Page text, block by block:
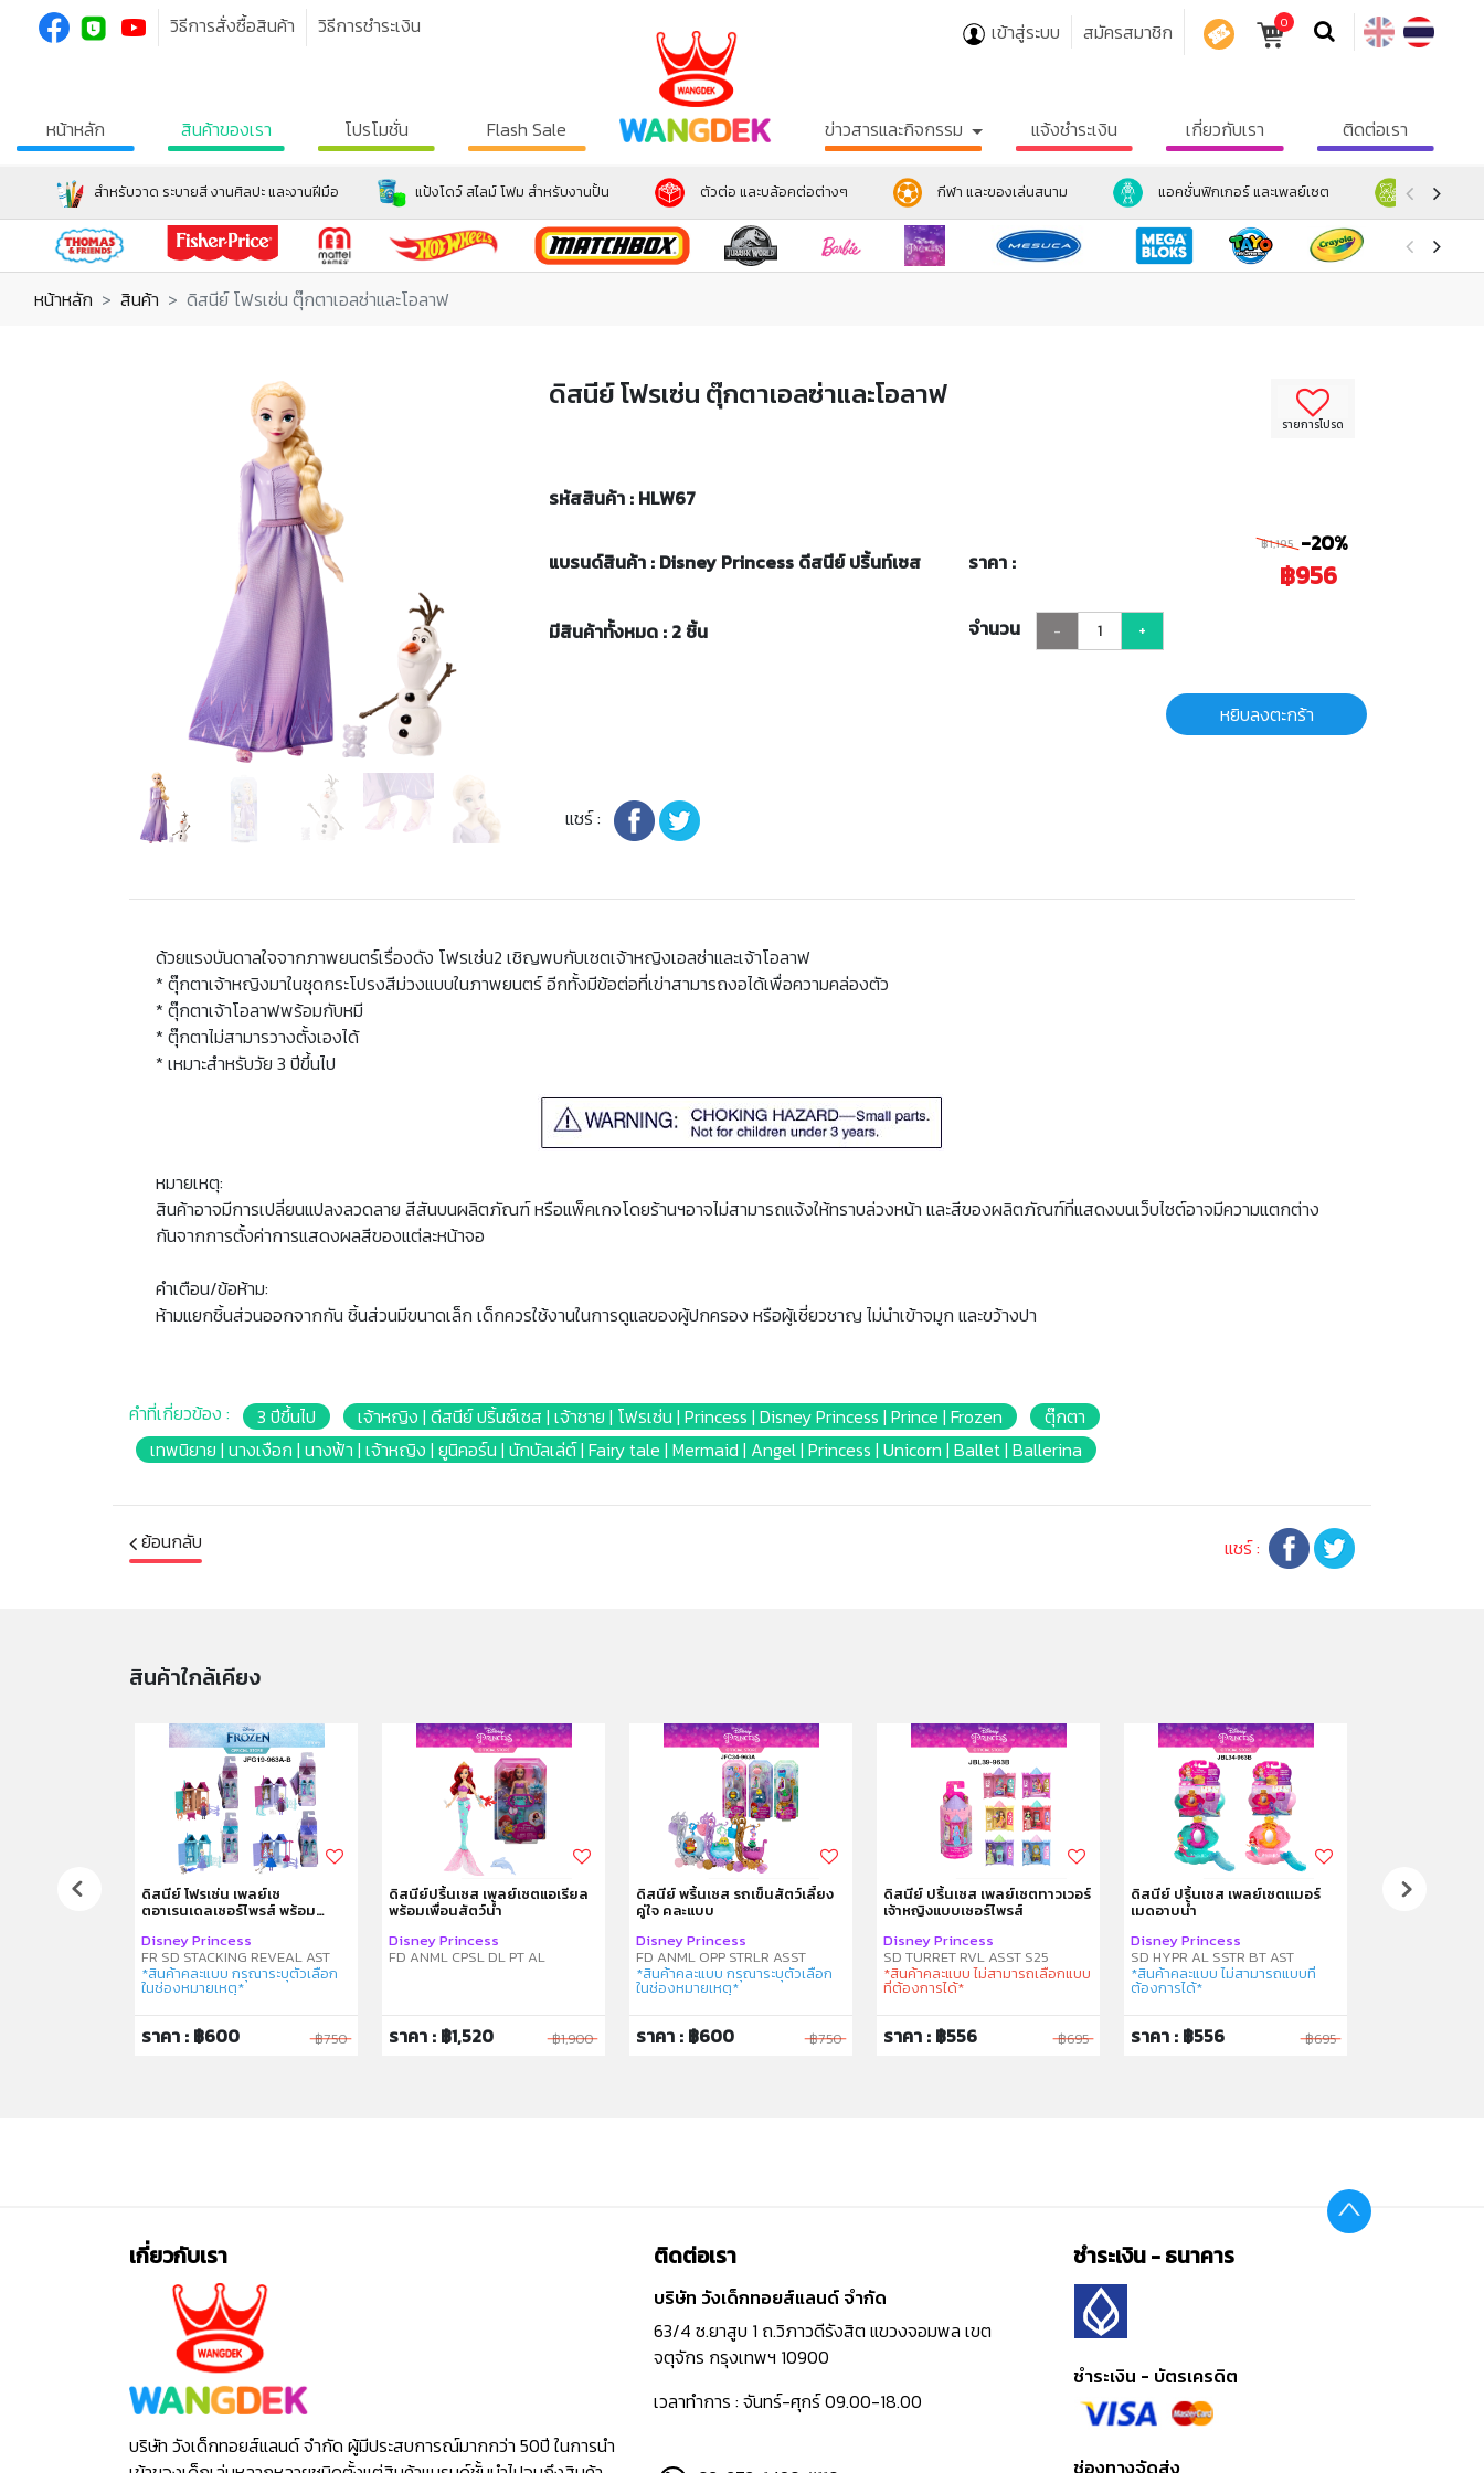
วิธีการสั่งซื้อสินค้า วิธีการชำระเงิน เข้าสู่ระบบ สมัครสมาชิก 0
หน้าหลัก สินค้าของเรา โปรโมชั่น Flash Sale ข่าวสารและกิจกรรม แจ้งชำระเงิน เกี่ยวกับเรา ติดต่อเรา
สำหรับวาด ระบายสี งานศิลปะ และงานฝีมือ แป้งโดว์ สไลม์ โฟม สำหรับงานปั้น ตัวต่อ และบล้อคต่อต่างๆ กีฬา และของเล่นสนาม แอคชั่นฟิกเกอร์ และเพลย์เซต ตุ๊กตา แล
หน้าหลัก สินค้า ดิสนีย์ โฟรเซ่น ตุ๊กตาเอลซ่าและโอลาฟ
รายการโปรด
ดิสนีย์ โฟรเซ่น ตุ๊กตาเอลซ่าและโอลาฟ
รหัสสินค้า : HLW67
แบรนด์สินค้า : Disney Princess ดีสนีย์ ปริ้นท์เซส ราคา :
฿1,195 -20%
฿956
มีสินค้าทั้งหมด : 2 ชิ้น จำนวน - +
หยิบลงตะกร้า
แชร์ :
ด้วยแรงบันดาลใจจากภาพยนตร์เรื่องดัง โฟรเซ่น2 เชิญพบกับเซตเจ้าหญิงเอลซ่าและเจ้าโอลาฟ
* ตุ๊กตาเจ้าหญิงมาในชุดกระโปรงสีม่วงแบบในภาพยนตร์ อีกทั้งมีข้อต่อที่เข่าสามารถงอได้เพื่อความคล่องตัว
* ตุ๊กตาเจ้าโอลาฟพร้อมกับหมี
* ตุ๊กตาไม่สามารวางตั้งเองได้
* เหมาะสำหรับวัย 3 ปีขึ้นไป
หมายเหตุ:
สินค้าอาจมีการเปลี่ยนแปลงลวดลาย สีสันบนผลิตภัณฑ์ หรือแพ็คเกจโดยร้านฯอาจไม่สามารถแจ้งให้ทราบล่วงหน้า และสีของผลิตภัณฑ์ที่แสดงบนเว็บไซต์อาจมีความแตกต่าง
กันจากการตั้งค่าการแสดงผลสีของแต่ละหน้าจอ
คำเตือน/ข้อห้าม:
ห้ามแยกชิ้นส่วนออกจากกัน ชิ้นส่วนมีขนาดเล็ก เด็กควรใช้งานในการดูแลของผู้ปกครอง หรือผู้เชี่ยวชาญ ไม่นำเข้าจมูก และขว้างปา
คำที่เกี่ยวข้อง : 3 ปีขึ้นไป เจ้าหญิง | ดีสนีย์ ปริ้นซ์เซส | เจ้าชาย | โฟรเซ่น | Princess | Disney Princess | Prince | Frozen
ตุ๊กตา
เทพนิยาย | นางเงือก | นางฟ้า | เจ้าหญิง | ยูนิคอร์น | นักบัลเล่ต์ | Fairy tale | Mermaid | Angel | Princess | Unicorn | Ballet | Ballerina
ย้อนกลับ แชร์ :
สินค้าใกล้เคียง
ดิสนีย์ โฟรเซ่น เพลย์เซ
ตอาเรนเดลเซอร์ไพรส์ พร้อม
Disney Princess
FR SD STACKING REVEAL AST
*สินค้าคละแบบ กรุณาระบุตัวเลือก
ในช่องหมายเหตุ*
ราคา : ฿600 ฿750
ดิสนีย์ปริ้นเซส เพลย์เซตแอเรียล
พร้อมเพื่อนสัตว์น้ำ
Disney Princess
FD ANML CPSL DL PT AL
ราคา : ฿1,520 ฿1,900
ดิสนีย์ พริ้นเซส รถเข็นสัตว์เลี้ยง
คู่ใจ คละแบบ
Disney Princess
FD ANML OPP STRLR ASST
*สินค้าคละแบบ กรุณาระบุตัวเลือก
ในช่องหมายเหตุ*
ราคา : ฿600 ฿750
ดิสนีย์ ปริ้นเซส เพลย์เซตทาวเวอร์
เจ้าหญิงแบบเซอร์ไพรส์
Disney Princess
SD TURRET RVL ASST S25
*สินค้าคละแบบ ไม่สามารถเลือกแบบ
ที่ต้องการได้*
ราคา : ฿556 ฿695
ดิสนีย์ ปริ้นเซส เพลย์เซตเเมอร์
เมดอาบน้ำ
Disney Princess
SD HYPR AL SSTR BT AST
*สินค้าคละแบบ ไม่สามารถแบบที่
ต้องการได้*
ราคา : ฿556 ฿695
ดิสนีย์ ปริ้นเซส
เกี่ยวกับเรา
บริษัท วังเด็กทอยส์แลนด์ จำกัด ผู้มีประสบการณ์มากกว่า 50ปี ในการนำ
ติดต่อเรา
บริษัท วังเด็กทอยส์แลนด์ จำกัด
63/4 ซ.ยาสูบ 1 ถ.วิภาวดีรังสิต แขวงจอมพล เขต
จตุจักร กรุงเทพฯ 10900
เวลาทำการ : จันทร์-ศุกร์ 09.00-18.00
ชำระเงิน - ธนาคาร
ชำระเงิน - บัตรเครดิต
ช่องทางจัดส่ง